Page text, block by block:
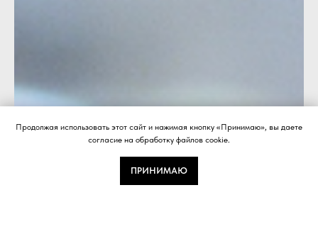
Продолжая использовать этот сайт и нажимая кнопку «Принимаю», вы даете
согласие на обработку файлов cookie.
ПРИНИМАЮ